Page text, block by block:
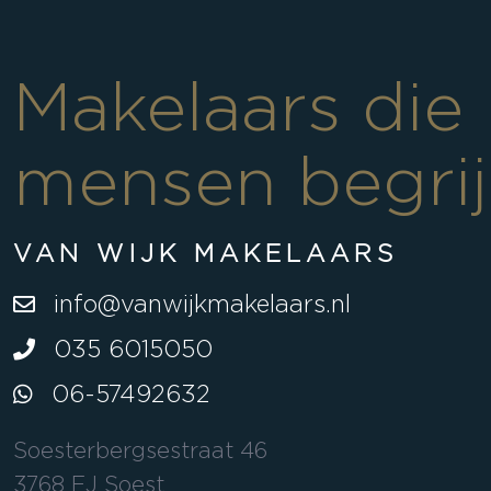
Makelaars die
mensen
VAN WIJK MAKELAARS
info@vanwijkmakelaars.nl
035 6015050
06-57492632
Soesterbergsestraat 46
3768 EJ Soest